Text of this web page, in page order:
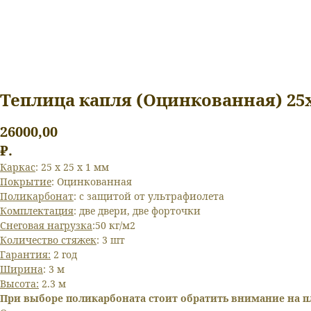
Теплица капля (Оцинкованная)
26000,00
₽.
Каркас: 25 х 25 х 1 мм
Покрытие: Оцинкованная
Поликарбонат: с защитой от ультрафиолета
Комплектация: две двери, две форточки
Снеговая нагрузка:50 кг/м2
Количество стяжек: 3 шт
Гарантия: 2 год
Ширина: 3 м
Высота: 2.3 м
При выборе поликарбоната стоит обратить внимание на